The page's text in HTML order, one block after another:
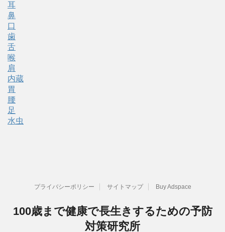
耳
鼻
口
歯
舌
喉
肩
内蔵
胃
腰
足
水虫
プライバシーポリシー サイトマップ Buy Adspace
100歳まで健康で長生きするための予防
対策研究所